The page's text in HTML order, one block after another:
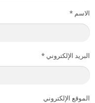
الاسم *
البريد الإلكتروني *
الموقع الإلكتروني